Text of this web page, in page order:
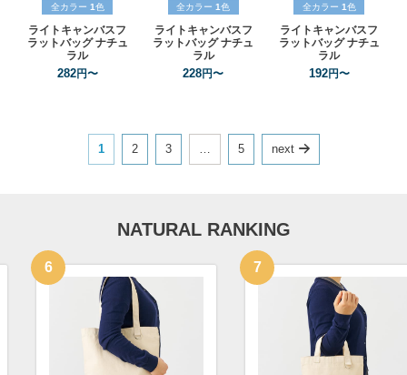
全カラー 1色
ライトキャンバスフ
ラットバッグ ナチュ
ラル
282円〜
全カラー 1色
ライトキャンバスフ
ラットバッグ ナチュ
ラル
228円〜
全カラー 1色
ライトキャンバスフ
ラットバッグ ナチュ
ラル
192円〜
1 2 3 5 next
NATURAL RANKING